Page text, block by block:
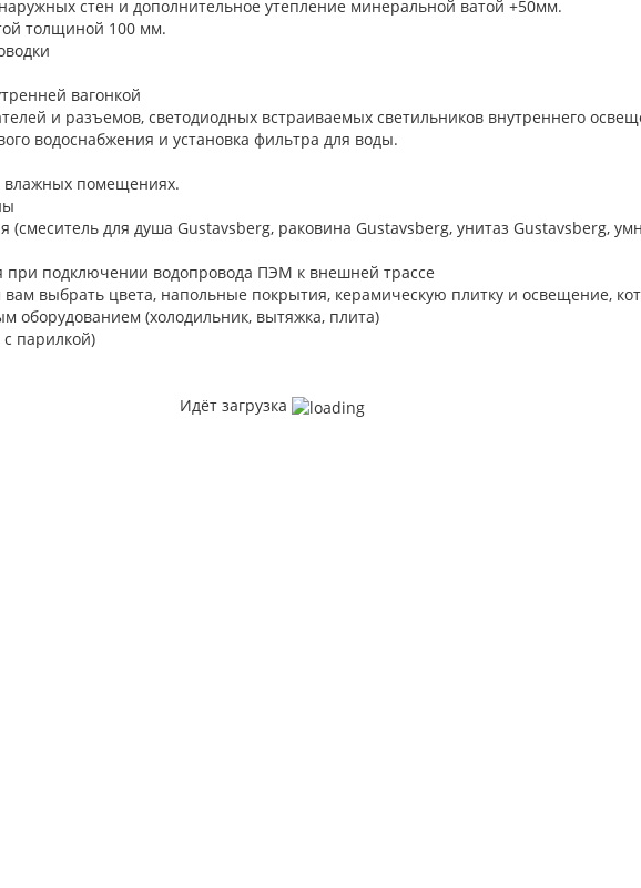
стен и дополнительное утепление минеральной ватой +50мм.
толщиной 100 мм.
вагонкой
и разъемов, светодиодных встраиваемых светильников внутреннего
водоснабжения и установка фильтра для воды.
влажных помещениях.
(смеситель для душа Gustavsberg, раковина Gustavsberg, унитаз Gustavsberg,
при подключении водопровода ПЭМ к внешней трассе
выбрать цвета, напольные покрытия, керамическую плитку и освещение,
оборудованием (холодильник, вытяжка, плита)
парилкой)
Идёт загрузка